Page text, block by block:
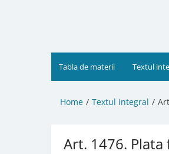
Tabla de materii Textul
Home Textul integral
Art. 1476.